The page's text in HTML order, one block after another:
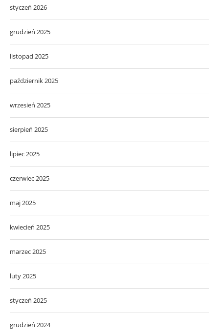
styczeń 2026
grudzień 2025
listopad 2025
październik 2025
wrzesień 2025
sierpień 2025
lipiec 2025
czerwiec 2025
maj 2025
kwiecień 2025
marzec 2025
luty 2025
styczeń 2025
grudzień 2024